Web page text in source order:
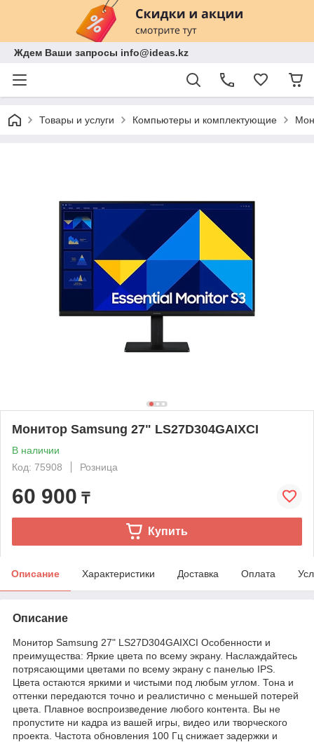
Ждем Ваши запросы info@ideas.kz
Товары и услуги Компьютеры и комплектующие
Монитор Samsung 27" LS27D304GAIXCI
В наличии
Код: 75908
Розница
60 900 ₸
Купить
Описание Характеристики Доставка Оплата
Описание
Монитор Samsung 27" LS27D304GAIXCI Особенности и
преимущества: Яркие цвета по всему экрану. Наслаждайтесь
потрясающими цветами по всему экрану с панелью IPS.
Цвета остаются яркими и чистыми под любым углом. Тона и
оттенки передаются точно и реалистично с меньшей потерей
цвета. Плавное воспроизведение любого контента. Вы не
пропустите ни кадра из вашей игры, видео или творческого
проекта. Частота обновления 100 Гц снижает задержки и